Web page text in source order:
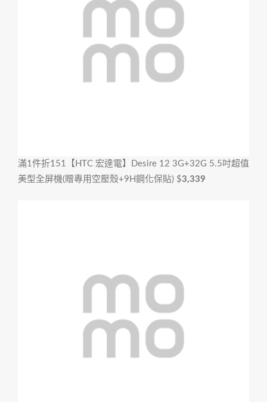
滿1件折151
【HTC 宏達電】Desire 12 3G+32G 5.5吋超值
美型全屏機(贈專用空壓殼+9H鋼化保貼) $3,339